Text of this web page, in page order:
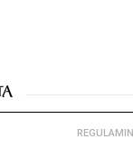
REGULAMIN